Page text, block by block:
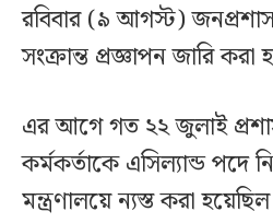
রবিবার (৯ আগস্ট)
সংক্রান্ত প্রজ্ঞাপন জারি করা
এর আগে গত ২২ জুলাই
কর্মকর্তাকে এসিল্যান্ড পদে
মন্ত্রণালয়ে ন্যস্ত করা